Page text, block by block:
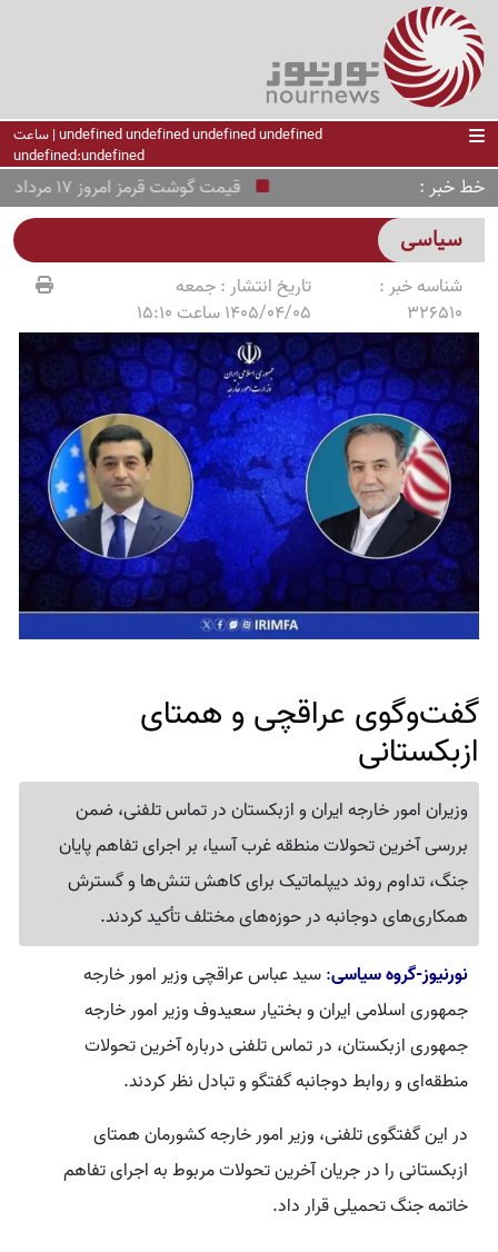
undefined undefined undefined undefined | ساعت
undefined:undefined
خط خبر قیمت گوشت قرمز امروز 17 مرداد 1405 + جدول قیمت ها
سیاسی
شناسه خبر :
326510
تاریخ انتشار :جمعه
1405/04/05 ساعت 15:10
گفت‌وگوی عراقچی و همتای
ازبکستانی
وزیران امور خارجه ایران و ازبکستان در تماس تلفنی، ضمن
بررسی آخرین تحولات منطقه غرب آسیا، بر اجرای تفاهم پایان
جنگ، تداوم روند دیپلماتیک برای کاهش تنش‌ها و گسترش
همکاری‌های دوجانبه در حوزه‌های مختلف تأکید کردند.
نورنیوز-گروه سیاسی:سید عباس عراقچی وزیر امور خارجه
جمهوری اسلامی ایران و بختیار سعیدوف وزیر امور خارجه
جمهوری ازبکستان، در تماس تلفنی درباره آخرین تحولات
منطقه‌ای و روابط دوجانبه گفتگو و تبادل نظر کردند.
در این گفتگوی تلفنی، وزیر امور خارجه کشورمان همتای
ازبکستانی را در جریان آخرین تحولات مربوط به اجرای تفاهم
خاتمه جنگ تحمیلی قرار داد.